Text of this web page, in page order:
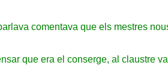
comentava que els mestres
que era el conserge, al claustre